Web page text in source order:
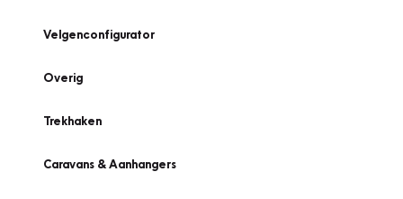
Velgenconfigurator
Overig
Trekhaken
Caravans & Aanhangers